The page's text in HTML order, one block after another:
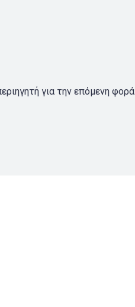
για την επόμενη φορά